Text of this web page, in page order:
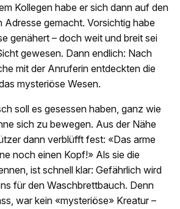
Kollegen habe er sich dann auf den
Adresse gemacht. Vorsichtig habe
genähert – doch weit und breit sei
gewesen. Dann endlich: Nach
mit der Anruferin entdeckten die
mysteriöse Wesen.
soll es gesessen haben, ganz wie
sich zu bewegen. Aus der Nähe
dann verblüfft fest: «Das arme
noch einen Kopf!» Als sie die
ist schnell klar: Gefährlich wird
für den Waschbrettbauch. Denn
war kein «mysteriöse» Kreatur –